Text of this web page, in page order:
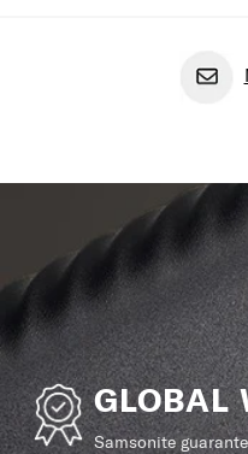
GLOBAL
Samsonite